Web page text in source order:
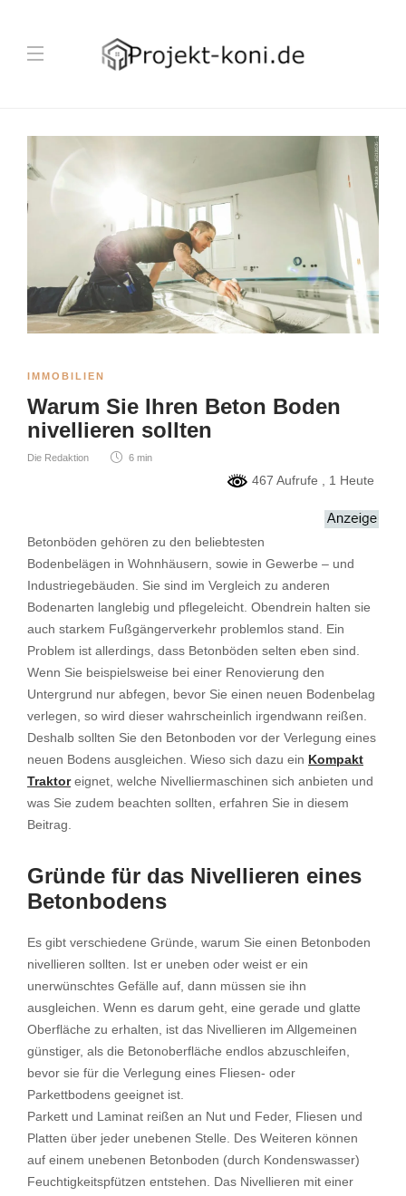
IMMOBILIEN
Warum Sie Ihren Beton Boden
nivellieren sollten
Die Redaktion 6 min
467 Aufrufe , 1 Heute
Betonböden gehören zu den beliebtesten
Bodenbelägen in Wohnhäusern, sowie in Gewerbe – und
Industriegebäuden. Sie sind im Vergleich zu anderen
Bodenarten langlebig und pflegeleicht. Obendrein halten sie
auch starkem Fußgängerverkehr problemlos stand. Ein
Problem ist allerdings, dass Betonböden selten eben sind.
Wenn Sie beispielsweise bei einer Renovierung den
Untergrund nur abfegen, bevor Sie einen neuen Bodenbelag
verlegen, so wird dieser wahrscheinlich irgendwann reißen.
Deshalb sollten Sie den Betonboden vor der Verlegung eines
neuen Bodens ausgleichen. Wieso sich dazu ein Kompakt
Traktoreignet, welche Nivelliermaschinen sich anbieten und
was Sie zudem beachten sollten, erfahren Sie in diesem
Beitrag.
Gründe für das Nivellieren eines
Betonbodens
Es gibt verschiedene Gründe, warum Sie einen Betonboden
nivellieren sollten. Ist er uneben oder weist er ein
unerwünschtes Gefälle auf, dann müssen sie ihn
ausgleichen. Wenn es darum geht, eine gerade und glatte
Oberfläche zu erhalten, ist das Nivellieren im Allgemeinen
günstiger, als die Betonoberfläche endlos abzuschleifen,
bevor sie für die Verlegung eines Fliesen- oder
Parkettbodens geeignet ist.
Parkett und Laminat reißen an Nut und Feder, Fliesen und
Platten über jeder unebenen Stelle. Des Weiteren können
auf einem unebenen Betonboden (durch Kondenswasser)
Feuchtigkeitspfützen entstehen. Das Nivellieren mit einer